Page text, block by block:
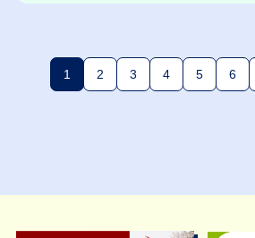
1(現在のページ)
2 3 4 5 6